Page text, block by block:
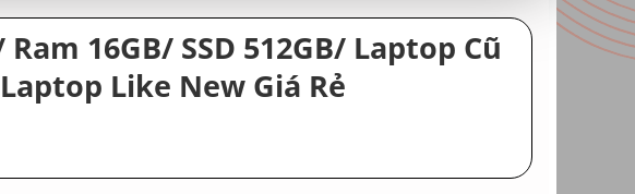
16GB/ SSD 512GB/ Laptop Cũ
Like New Giá Rẻ